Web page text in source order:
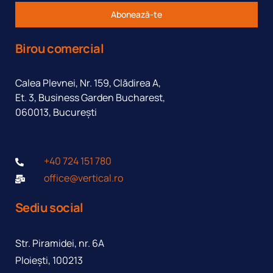
Sediu social
Str. Piramidei, nr. 6A
Ploieşti, 100213
Birou comercial
Calea Plevnei, Nr. 159, Clădirea A,
Et. 3, Business Garden Bucharest,
060013, București
+40 724 151 780
office@vertical.ro
Abonează-te